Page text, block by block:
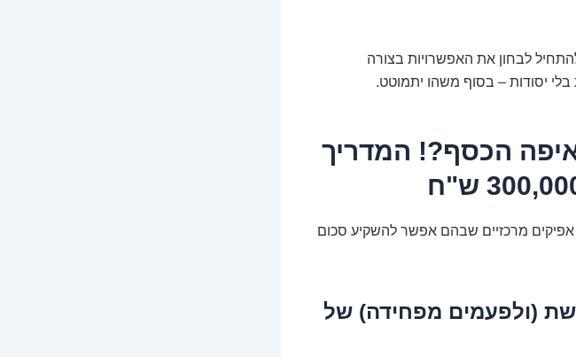
לבחון את האפשרויות בצורה
יסודות – בסוף משהו יתמוטט.
איפה הכסף?! המדריך
אפיקים מרכזיים שבהם אפשר להשקיע סכום
(ולפעמים מפחידה) של